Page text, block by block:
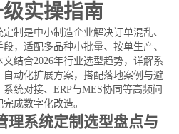
实操指南
制是中小制造企业解决订单混乱、
，适配多品种小批量、按单生产、
结合2026年行业选型趋势，详解系
动化扩展方案，搭配落地案例与避
统对接、ERP与MES协同等高频问
成数字化改造。
理系统定制选型盘点与